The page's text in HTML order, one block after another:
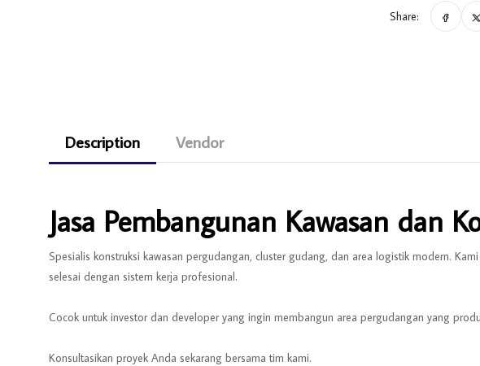
Share:
Description Vendor
Jasa Pembangunan Kawasan dan
Spesialis konstruksi kawasan pergudangan, cluster gudang, dan area logistik modern.
selesai dengan sistem kerja profesional.
Cocok untuk investor dan developer yang ingin membangun area pergudangan yang
Konsultasikan proyek Anda sekarang bersama tim kami.